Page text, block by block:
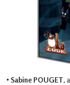
• Sabine POUGET,